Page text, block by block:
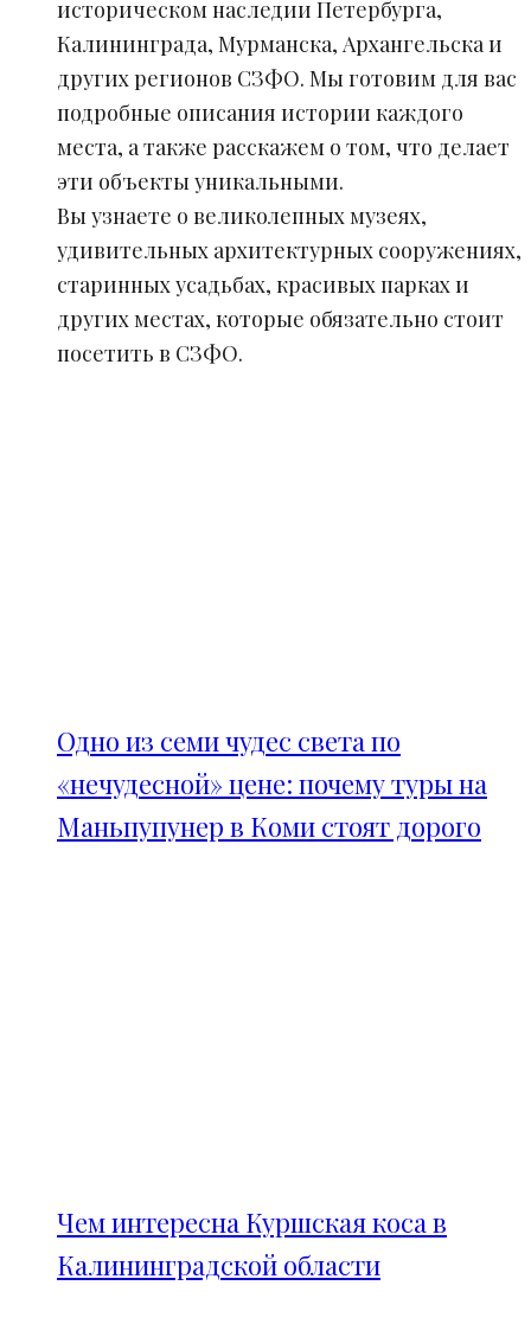
историческом наследии Петербурга,
Калининграда, Мурманска, Архангельска и
других регионов СЗФО. Мы готовим для вас
подробные описания истории каждого
места, а также расскажем о том, что делает
эти объекты уникальными.
Вы узнаете о великолепных музеях,
удивительных архитектурных сооружениях,
старинных усадьбах, красивых парках и
других местах, которые обязательно стоит
посетить в СЗФО.
Одно из семи чудес света по
«нечудесной» цене: почему туры на
Маньпупунер в Коми стоят дорого
Чем интересна Куршская коса в
Калининградской области